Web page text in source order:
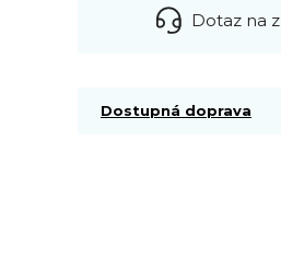
Dotaz na
Dostupná doprava